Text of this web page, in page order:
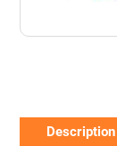
Description